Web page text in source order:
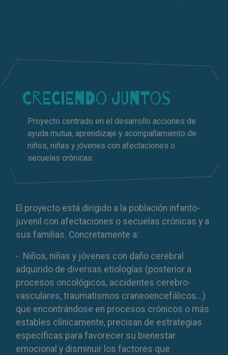
CRECIENDO JUNTOS
Proyecto centrado en el desarrollo acciones de
ayuda mutua, aprendizaje y acompañamiento de
niños, niñas y jóvenes con afectaciones o
secuelas crónicas.
El proyecto está dirigido a la población infanto-
juvenil con afectaciones o secuelas crónicas y a
sus familias. Concretamente a:
- Niños, niñas y jóvenes con daño cerebral
adquirido de diversas etiologías (posterior a
procesos oncológicos, accidentes cerebro-
vasculares, traumatismos craneoencefálicos...)
que encontrándose en procesos crónicos o más
estables clínicamente, precisan de estrategias
específicas para favorecer su bienestar
emocional y disminuir los factores que